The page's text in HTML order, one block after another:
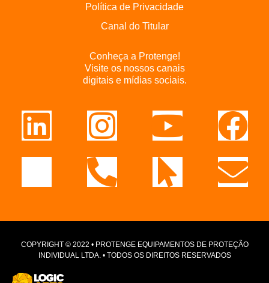
Política de Privacidade
Canal do Titular
Conheça a Protenge!
Visite os nossos canais
digitais e mídias sociais.
COPYRIGHT © 2022 • PROTENGE EQUIPAMENTOS DE PROTEÇÃO
INDIVIDUAL LTDA. • TODOS OS DIREITOS RESERVADOS